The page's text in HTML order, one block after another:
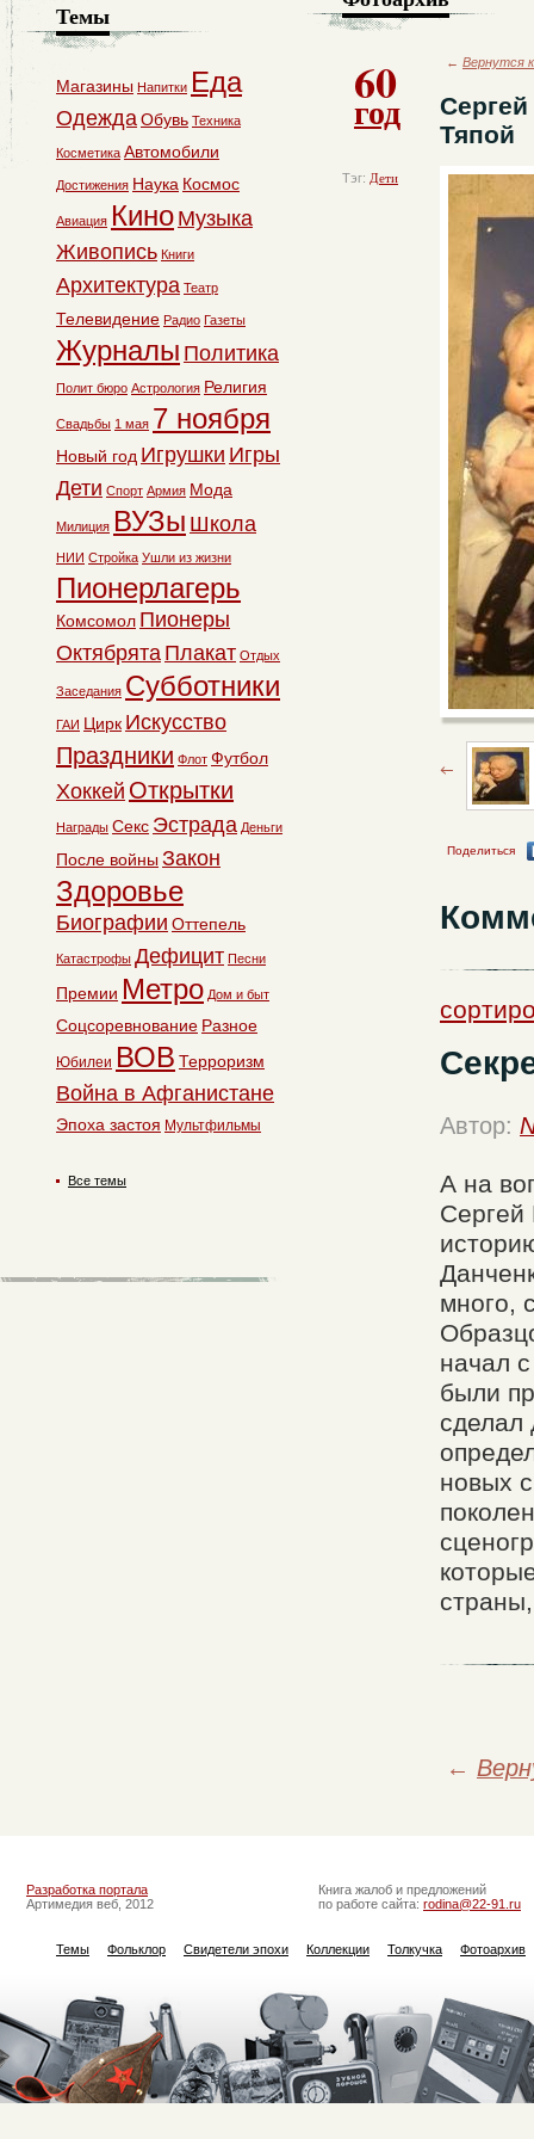
60
год
Тэг: Дети
← Вернутся
Тяпой
Поделиться
Автор:
А на
Сергей
много,
начал
были
сделал
новых
←
Темы
Магазины Напитки Еда
ОдеждаОбувь Техника
Косметика Автомобили
Достижения Наука Космос
Авиация Кино Музыка
Живопись Книги
Архитектура Театр
Телевидение Радио Газеты
Журналы Политика
Полит бюро Астрология Религия
Свадьбы 1 мая 7 ноября
Новый год Игрушки Игры
Дети Спорт Армия Мода
Милиция ВУЗы Школа
НИИ Стройка Ушли из жизни
Пионерлагерь
Комсомол Пионеры
Октябрята Плакат Отдых
Заседания Субботники
ГАИ Цирк Искусство
Праздники Флот Футбол
Хоккей Открытки
Награды Секс Эстрада Деньги
После войны Закон
Здоровье
Биографии Оттепель
Катастрофы Дефицит Песни
Премии Метро Дом и быт
Соцсоревнование Разное
Юбилеи ВОВ Терроризм
Война в Афганистане
Эпоха застоя Мультфильмы
Все темы
Разработка портала
Артимедия веб, 2012
Книга жалоб и предложений
по работе сайта: rodina@22-91.ru
Темы Фольклор Свидетели эпохи Коллекции Толкучка Фотоархив